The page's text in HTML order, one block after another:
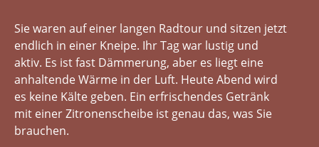
Sie waren auf einer langen Radtour und sitzen jetzt
endlich in einer Kneipe. Ihr Tag war lustig und
aktiv. Es ist fast Dämmerung, aber es liegt eine
anhaltende Wärme in der Luft. Heute Abend wird
es keine Kälte geben. Ein erfrischendes Getränk
mit einer Zitronenscheibe ist genau das, was Sie
brauchen.